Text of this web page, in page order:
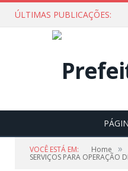
ÚLTIMAS PUBLICAÇÕES:
VOCÊ ESTÁ EM: Home »
SERVIÇOS PARA OPERAÇÃO